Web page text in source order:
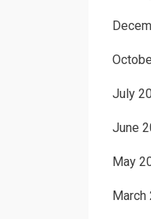
July
June
May
March